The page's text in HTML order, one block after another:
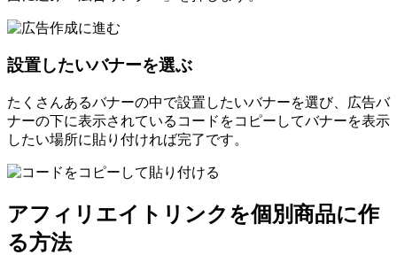
設置したいバナーを選ぶ
たくさんあるバナーの中で設置したいバナーを選び、広告バ
ナーの下に表示されているコードをコピーしてバナーを表示
したい場所に貼り付ければ完了です。
アフィリエイトリンクを個別商品に作
る方法